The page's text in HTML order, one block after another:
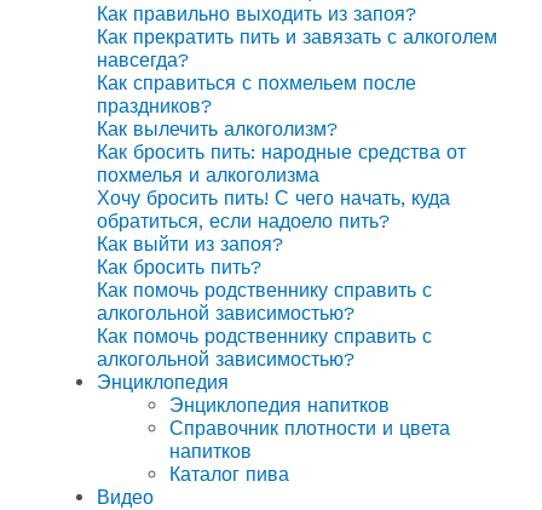
Как правильно выходить из запоя?
Как прекратить пить и завязать с алкоголем
навсегда?
Как справиться с похмельем после
праздников?
Как вылечить алкоголизм?
Как бросить пить: народные средства от
похмелья и алкоголизма
Хочу бросить пить! С чего начать, куда
обратиться, если надоело пить?
Как выйти из запоя?
Как бросить пить?
Как помочь родственнику справить с
алкогольной зависимостью?
Как помочь родственнику справить с
алкогольной зависимостью?
Энциклопедия
Энциклопедия напитков
Справочник плотности и цвета
напитков
Каталог пива
Видео